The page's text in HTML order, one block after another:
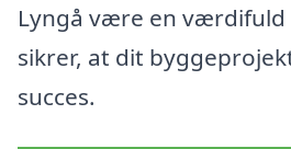
Lyngå være en
sikrer, at dit
succes.